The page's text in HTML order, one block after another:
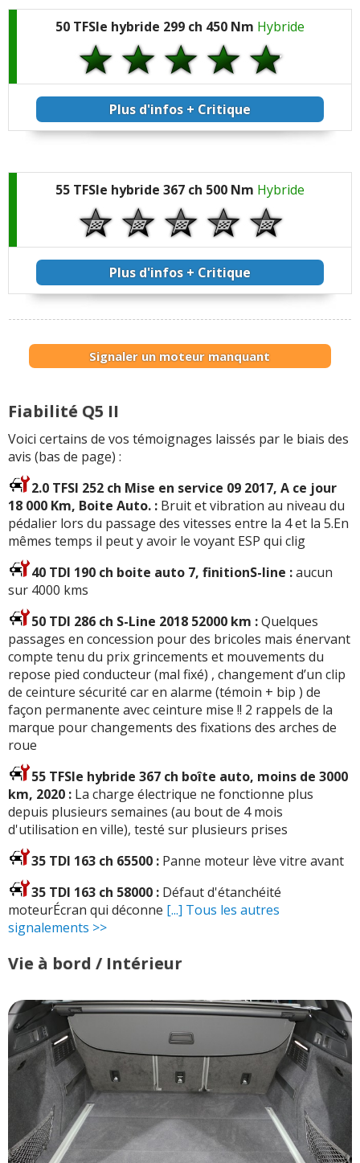
50 TFSIe hybride 299 ch 450 Nm Hybride
Plus d'infos + Critique
55 TFSIe hybride 367 ch 500 Nm Hybride
Plus d'infos + Critique
Signaler un moteur manquant
Fiabilité Q5 II
Voici certains de vos témoignages laissés par le biais des
avis (bas de page) :
2.0 TFSI 252 ch Mise en service 09 2017, A ce jour
18 000 Km, Boite Auto. : Bruit et vibration au niveau du
pédalier lors du passage des vitesses entre la 4 et la 5.En
mêmes temps il peut y avoir le voyant ESP qui clig
40 TDI 190 ch boite auto 7, finitionS-line :aucun
sur 4000 kms
50 TDI 286 ch S-Line 2018 52000 km :Quelques
passages en concession pour des bricoles mais énervant
compte tenu du prix grincements et mouvements du
repose pied conducteur (mal fixé) , changement d’un clip
de ceinture sécurité car en alarme (témoin + bip ) de
façon permanente avec ceinture mise !! 2 rappels de la
marque pour changements des fixations des arches de
roue
55 TFSIe hybride 367 ch boîte auto, moins de 3000
km, 2020 : La charge électrique ne fonctionne plus
depuis plusieurs semaines (au bout de 4 mois
d'utilisation en ville), testé sur plusieurs prises
35 TDI 163 ch 65500 : Panne moteur lève vitre avant
35 TDI 163 ch 58000 : Défaut d'étanchéité
moteurÉcran qui déconne [...] Tous les autres
signalements >>
Vie à bord / Intérieur